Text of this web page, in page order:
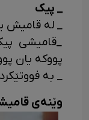
_ پیک
_ له قامیش
_قامیشی
پووکه یان
_ به
وێنەی